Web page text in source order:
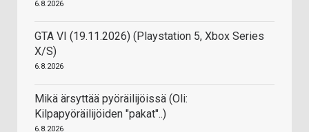
6.8.2026
GTA VI (19.11.2026) (Playstation 5, Xbox Series
X/S)
6.8.2026
Mikä ärsyttää pyöräilijöissä (Oli:
Kilpapyöräilijöiden "pakat"..)
6.8.2026